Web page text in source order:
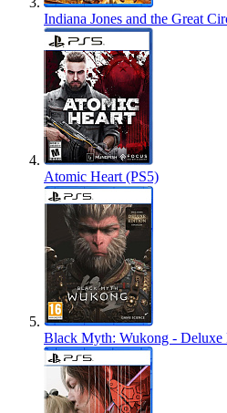
Indiana Jones and the Great
Atomic Heart (PS5)
Black Myth: Wukong - Deluxe